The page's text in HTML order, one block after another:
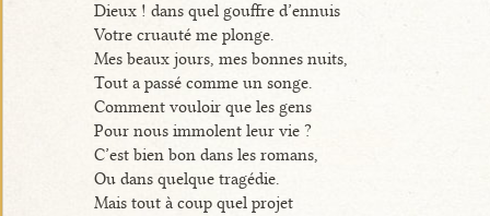
Dieux ! dans quel gouffre d’ennuis
Votre cruauté me plonge.
Mes beaux jours, mes bonnes nuits,
Tout a passé comme un songe.
Comment vouloir que les gens
Pour nous immolent leur vie ?
C’est bien bon dans les romans,
Ou dans quelque tragédie.
Mais tout à coup quel projet